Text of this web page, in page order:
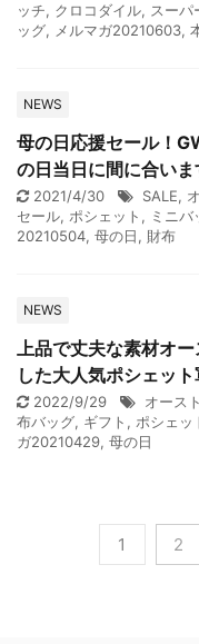
ッチ, クロコダイル, スーパ
ッグ, メルマガ20210603,
NEWS
母の日応援セール！
の日当日に間に合いま
2021/4/30 SALE,
セール, ポシェット , ミニバ
20210504, 母の日, 財布
NEWS
上品で丈夫な素材オ
した大人気ポシェット
2022/9/29 オース
布バッグ, ギフト , ポシェッ
ガ20210429, 母の日
1 2